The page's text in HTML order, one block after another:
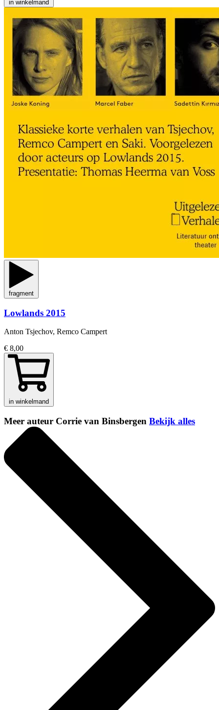
in winkelmand
fragment
Lowlands 2015
Anton Tsjechov, Remco Campert
€ 8,00
in winkelmand
Meer auteur Corrie van Binsbergen Bekijk alles